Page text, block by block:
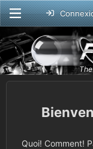
Quoi! Comment!